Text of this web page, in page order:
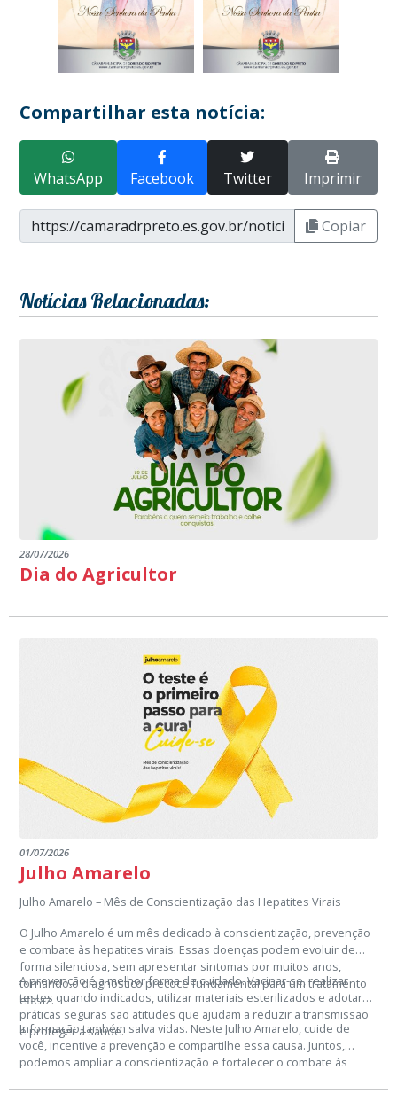
Compartilhar esta notícia:
WhatsApp Facebook Twitter Imprimir
Copiar
Notícias Relacionadas:
28/07/2026
Dia do Agricultor
01/07/2026
Julho Amarelo
Julho Amarelo – Mês de Conscientização das Hepatites Virais
O Julho Amarelo é um mês dedicado à conscientização, prevenção
e combate às hepatites virais. Essas doenças podem evoluir de
forma silenciosa, sem apresentar sintomas por muitos anos,
tornando o diagnóstico precoce fundamental para um tratamento
eficaz.
A prevenção é a melhor forma de cuidado. Vacinar-se, realizar
testes quando indicados, utilizar materiais esterilizados e adotar
práticas seguras são atitudes que ajudam a reduzir a transmissão
e proteger a saúde.
Informação também salva vidas. Neste Julho Amarelo, cuide de
você, incentive a prevenção e compartilhe essa causa. Juntos,
podemos ampliar a conscientização e fortalecer o combate às